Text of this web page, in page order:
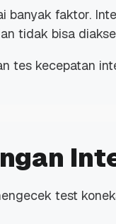
banyak faktor.
tidak bisa
tes kecepatan
test